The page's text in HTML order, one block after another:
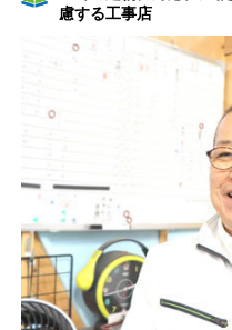
慮する工事店